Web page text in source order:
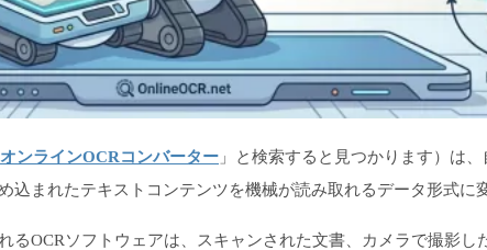
オンラインOCRコンバーター 」と検索すると見つかります）は
込まれたテキストコンテンツを機械が読み取れるデータ形式に
るOCRソフトウェアは、スキャンされた文書、カメラで撮影し